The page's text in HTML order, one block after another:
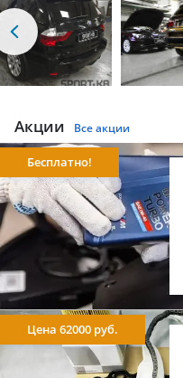
Акции Все акции
Бесплатно!
Цена 62000 руб.